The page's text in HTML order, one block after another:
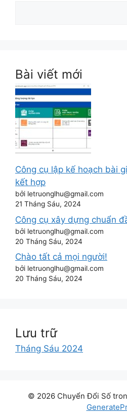
Bài viết mới
Công cụ lập kế hoạch bài
kết hợp
bởi letruonglhu@gmail.com
21 Tháng Sáu, 2024
Công cụ xây dựng chuẩn
bởi letruonglhu@gmail.com
20 Tháng Sáu, 2024
Chào tất cả mọi người!
bởi letruonglhu@gmail.com
20 Tháng Sáu, 2024
Lưu trữ
Tháng Sáu 2024
© 2026 Chuyển Đổi Số